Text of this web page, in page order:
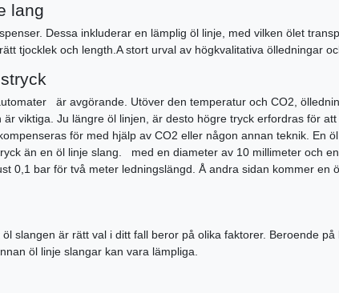
lang
Dessa inkluderar en lämplig öl linje, med vilken ölet
tjocklek och length.A stort urval av högkvalitativa ölledningar
är avgörande. Utöver den temperatur och CO2,
viktiga. Ju längre öl linjen, är desto högre tryck erfordras för
för med hjälp av CO2 eller någon annan teknik. En
än en öl linje slang. med en diameter av 10 millimeter och
0,1 bar för två meter ledningslängd. Å andra sidan kommer
slangen är rätt val i ditt fall beror på olika faktorer. Beroende
öl linje slangar kan vara lämpliga.